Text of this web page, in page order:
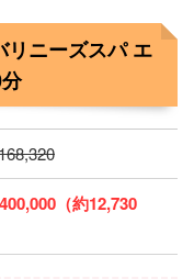
リニーズスパ エ
（約12,730